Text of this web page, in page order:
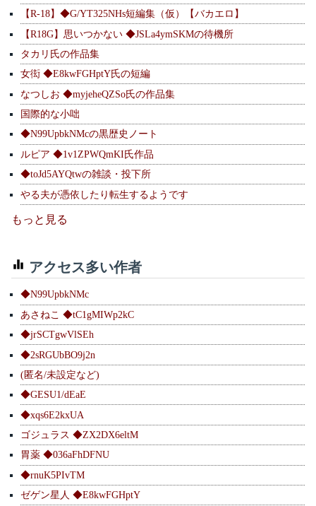
【R-18】◆G/YT325NHs短編集（仮）【バカエロ】
【R18G】思いつかない ◆JSLa4ymSKMの待機所
タカリ氏の作品集
女衒 ◆E8kwFGHptY氏の短編
なつしお ◆myjeheQZSo氏の作品集
国際的な小咄
◆N99UpbkNMcの黒歴史ノート
ルピア ◆1v1ZPWQmKI氏作品
◆toJd5AYQtwの雑談・投下所
やる夫が憑依したり転生するようです
もっと見る
アクセス多い作者
◆N99UpbkNMc
あさねこ ◆tC1gMIWp2kC
◆jrSCTgwVlSEh
◆2sRGUbBO9j2n
(匿名/未設定など)
◆GESU1/dEaE
◆xqs6E2kxUA
ゴジュラス ◆ZX2DX6eltM
胃薬 ◆036aFhDFNU
◆rnuK5PIvTM
ゼゲン星人 ◆E8kwFGHptY